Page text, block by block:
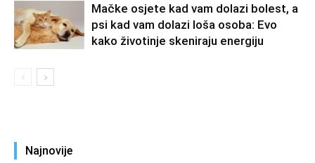
Mačke osjete kad vam dolazi bolest, a
psi kad vam dolazi loša osoba: Evo
kako životinje skeniraju energiju
Najnovije